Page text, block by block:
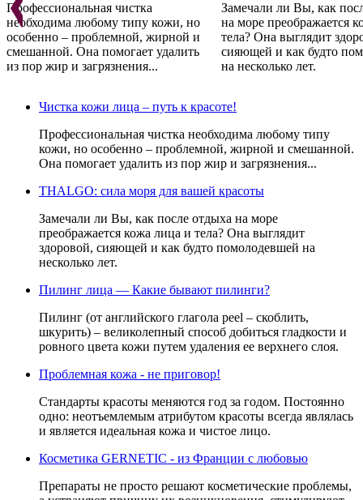
Профессиональная чистка
необходима любому типу кожи, но
особенно – проблемной, жирной и
смешанной. Она помогает удалить
из пор жир и загрязнения...
Замечали ли Вы, как
на море преображается
тела? Она выглядит
сияющей и как будто
на несколько лет.
Проблемная кожа - не приговор!
Стандарты красоты меняются год за
годом. Постоянно одно:
неотъемлемым атрибутом красоты
всегда являлась и является
идеальная кожа и чистое лицо.
Косметика GERNETIC -
Препараты не просто
косметические
устраняют причину их
возникновения,
естественные свойства
восстанавливаться.
Чистка кожи лица – путь к красоте!
Профессиональная чистка необходима любому типу
кожи, но особенно – проблемной, жирной и смешанной.
Она помогает удалить из пор жир и загрязнения...
THALGO: сила моря для вашей красоты
Замечали ли Вы, как после отдыха на море
преображается кожа лица и тела? Она выглядит
здоровой, сияющей и как будто помолодевшей на
несколько лет.
Пилинг лица — Какие бывают пилинги?
Пилинг (от английского глагола peel – скоблить,
шкурить) – великолепный способ добиться гладкости и
ровного цвета кожи путем удаления ее верхнего слоя.
Проблемная кожа - не приговор!
Стандарты красоты меняются год за годом. Постоянно
одно: неотъемлемым атрибутом красоты всегда являлась
и является идеальная кожа и чистое лицо.
Косметика GERNETIC - из Франции с любовью
Препараты не просто решают косметические проблемы,